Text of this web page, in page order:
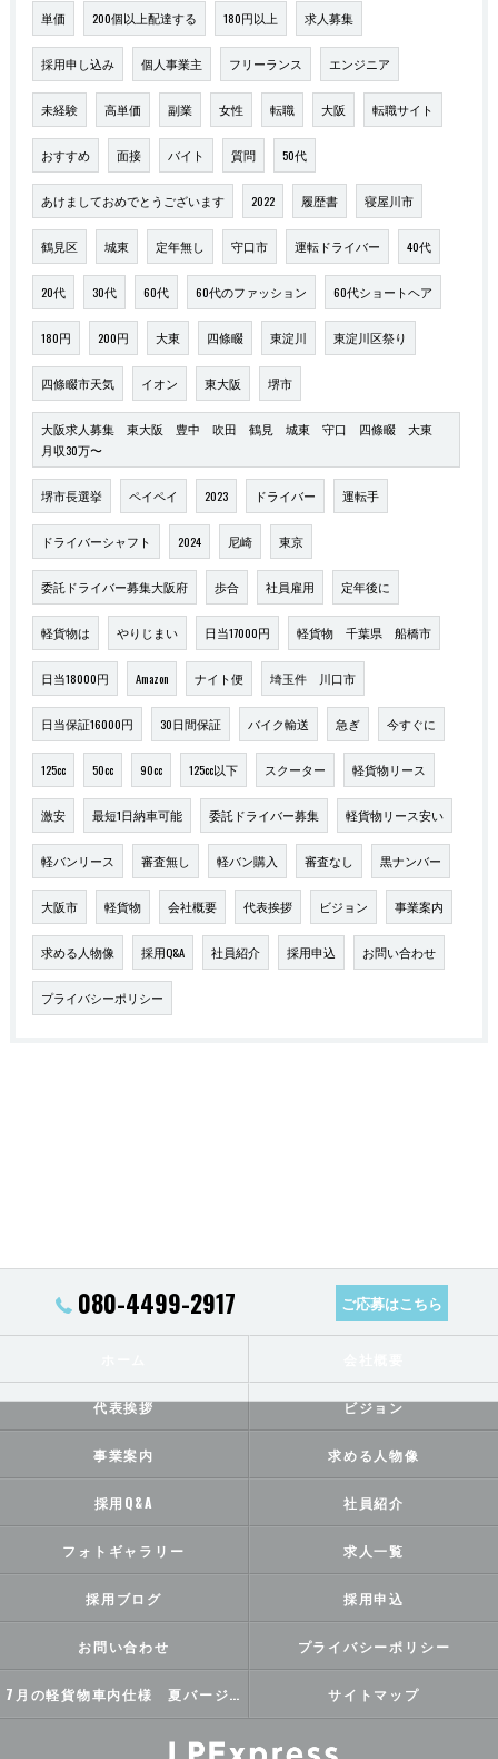
単価 200個以上配達する 180円以上 求人募集
採用申し込み 個人事業主 フリーランス エンジニア
未経験 高単価 副業 女性 転職 大阪 転職サイト
おすすめ 面接 バイト 質問 50代
あけましておめでとうございます 2022 履歴書 寝屋川市
鶴見区 城東 定年無し 守口市 運転ドライバー 40代
20代 30代 60代 60代のファッション 60代ショートヘア
180円 200円 大東 四條畷 東淀川 東淀川区祭り
四條畷市天気 イオン 東大阪 堺市
大阪求人募集 東大阪 豊中 吹田 鶴見 城東 守口 四條畷 大東
月収30万〜
堺市長選挙 ペイペイ 2023 ドライバー 運転手
ドライバーシャフト 2024 尼崎 東京
委託ドライバー募集大阪府 歩合 社員雇用 定年後に
軽貨物は やりじまい 日当17000円 軽貨物 千葉県 船橋市
日当18000円 Amazon ナイト便 埼玉件 川口市
日当保証16000円 30日間保証 バイク輸送 急ぎ 今すぐに
125cc 50cc 90cc 125cc以下 スクーター 軽貨物リース
激安 最短1日納車可能 委託ドライバー募集 軽貨物リース安い
軽バンリース 審査無し 軽バン購入 審査なし 黒ナンバー
大阪市 軽貨物 会社概要 代表挨拶 ビジョン 事業案内
求める人物像 採用Q&A 社員紹介 採用申込 お問い合わせ
プライバシーポリシー
080-4499-2917 ご応募はこちら
代表挨拶 ビジョン
事業案内 求める人物像
採用Q&A 社員紹介
フォトギャラリー 求人一覧
採用ブログ 採用申込
お問い合わせ プライバシーポリシー
7月の軽貨物車内仕様 夏バージョン サイトマップ